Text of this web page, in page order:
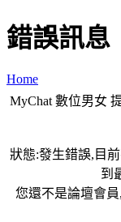
錯誤訊息
Home
MyChat 數位男女
狀態:發生錯誤,目
到
您還不是論壇會